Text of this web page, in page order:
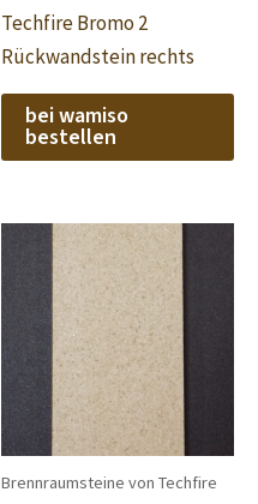
Techfire Bromo 2
Rückwandstein rechts
bei wamiso
bestellen
Brennraumsteine von Techfire